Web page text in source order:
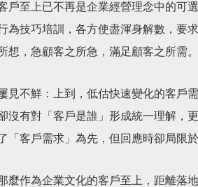
戶至上已不再是企業經營理念中的可
為技巧培訓，各方使盡渾身解數，要
，急顧客之所急，滿足顧客之所需。
見不鮮：上到，低估快速變化的客戶
沒有對「客戶是誰」形成統一理解，
「客戶需求」為先，但回應時卻局限
麼作為企業文化的客戶至上，距離落